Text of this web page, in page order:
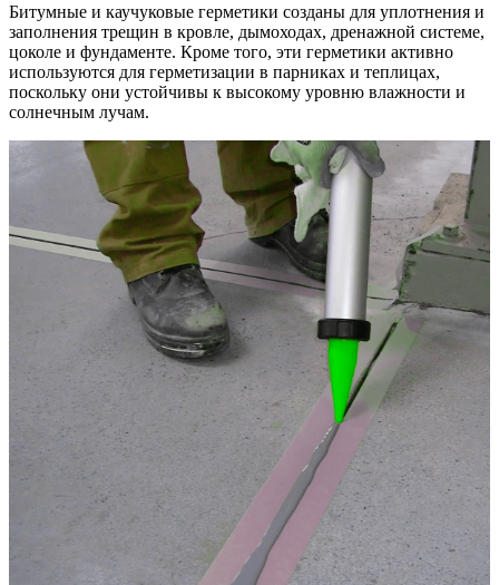
Битумные и каучуковые герметики созданы для уплотнения и
заполнения трещин в кровле, дымоходах, дренажной системе,
цоколе и фундаменте. Кроме того, эти герметики активно
используются для герметизации в парниках и теплицах,
поскольку они устойчивы к высокому уровню влажности и
солнечным лучам.